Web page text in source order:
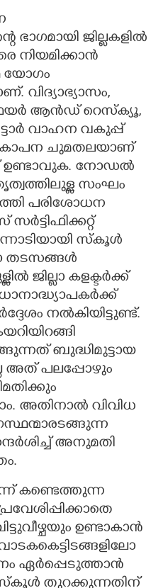
ഭാഗമായി ജില്ലകളിൽ
യോഗം
വിദ്യാഭ്യാസം,
ഫയർ ആൻഡ് റെസ്ക്യൂ,
വാഹന വകുപ്പ്
ചുമതലയാണ്
നോഡൽ
സംഘം
പരിശോധന
സ്കൂൾ
തടസങ്ങൾ
ജില്ലാ കളക്ടർക്ക്
നൽകിയിട്ടുണ്ട്.
ബുദ്ധിമുട്ടായ
അത് പലപ്പോഴും
അതിനാൽ വിവിധ
അനുമതി
കണ്ടെത്തുന്ന
ഉണ്ടാകാൻ
ഏർപ്പെടുത്താൻ
തുറക്കുന്നതിന്